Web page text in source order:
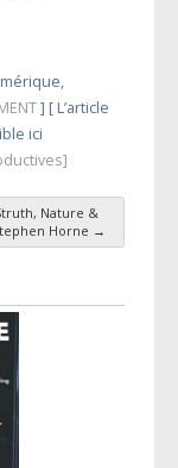
] [ L’article
ici
Nature &
Horne →